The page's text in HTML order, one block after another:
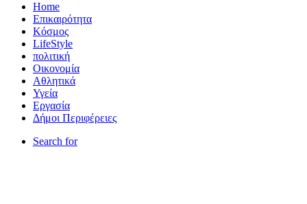
Home
Επικαιρότητα
Κόσμος
LifeStyle
πολιτική
Οικονομία
Αθλητικά
Υγεία
Εργασία
Δήμοι Περιφέρειες
Search for